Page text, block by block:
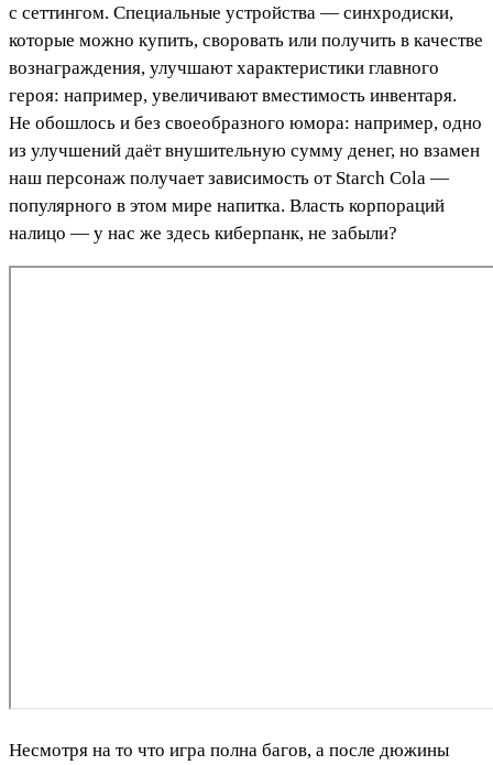
с сеттингом. Специальные устройства — синхродиски,
которые можно купить, своровать или получить в качестве
вознаграждения, улучшают характеристики главного
героя: например, увеличивают вместимость инвентаря.
Не обошлось и без своеобразного юмора: например, одно
из улучшений даёт внушительную сумму денег, но взамен
наш персонаж получает зависимость от Starch Cola —
популярного в этом мире напитка. Власть корпораций
налицо — у нас же здесь киберпанк, не забыли?
Несмотря на то что игра полна багов, а после дюжины